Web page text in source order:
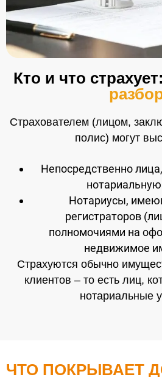
Кто и что страхует:
Страхователем (лицом,
полис) могут
Непосредственно
Нотариусы,
регистраторов
полномочиями на
недвижимое
Страхуются обычно
клиентов – то есть лиц,
нотариальные
ЧТО ПОКРЫВАЕТ